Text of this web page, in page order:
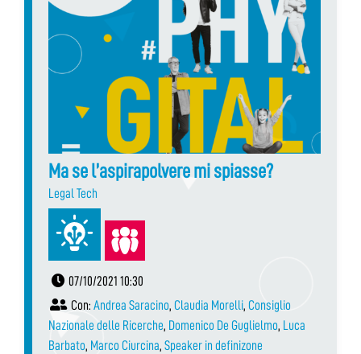
Ma se l’aspirapolvere mi spiasse?
Legal Tech
07/10/2021 10:30
Con: Andrea Saracino, Claudia Morelli, Consiglio
Nazionale delle Ricerche, Domenico De Guglielmo, Luca
Barbato, Marco Ciurcina, Speaker in definizone